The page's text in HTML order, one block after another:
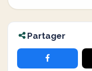
Partager